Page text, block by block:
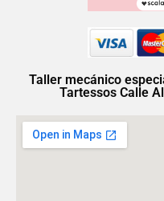
Taller mecánico
Tartessos Calle